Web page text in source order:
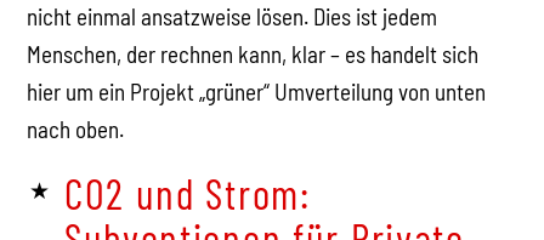
nicht einmal ansatzweise lösen. Dies ist jedem
Menschen, der rechnen kann, klar – es handelt sich
hier um ein Projekt „grüner“ Umverteilung von unten
nach oben.
CO2 und Strom: